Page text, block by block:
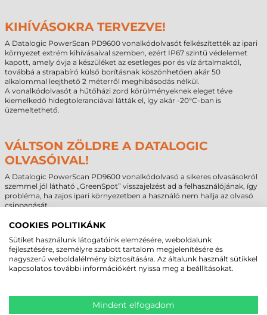
KIHÍVÁSOKRA TERVEZVE!
A Datalogic PowerScan PD9600 vonalkódolvasót felkészítették az ipari
környezet extrém kihívásaival szemben, ezért IP67 szintű védelemet
kapott, amely óvja a készüléket az esetleges por és víz ártalmaktól,
továbbá a strapabíró külső borításnak köszönhetően akár 50
alkalommal leejthető 2 méterről meghibásodás nélkül.
A vonalkódolvasót a hűtőházi zord körülményeknek eleget téve
kiemelkedő hidegtoleranciával látták el, így akár -20°C-ban is
üzemeltethető.
VÁLTSON ZÖLDRE A DATALOGIC
OLVASÓIVAL!
A Datalogic PowerScan PD9600 vonalkódolvasó a sikeres olvasásokról
szemmel jól látható „GreenSpot” visszajelzést ad a felhasználójának, így
probléma, ha zajos ipari környezetben a használó nem hallja az olvasó
csippanását.
MEGBÍZHAT BENNÜNK! ISMERJE MEG
VÁSÁRLÓINK VÉLEMÉNYÉT
COOKIES POLITIKÁNK
Sütiket használunk látogatóink elemzésére, weboldalunk
fejlesztésére, személyre szabott tartalom megjelenítésére és
nagyszerű weboldalélmény biztosítására. Az általunk használt sütikkel
kapcsolatos további információkért nyissa meg a beállításokat.
Mindent elfogadom